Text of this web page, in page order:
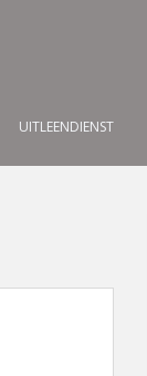
UITLEENDIENST